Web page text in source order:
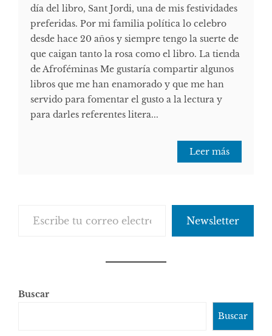
día del libro, Sant Jordi, una de mis festividades
preferidas. Por mi familia política lo celebro
desde hace 20 años y siempre tengo la suerte de
que caigan tanto la rosa como el libro. La tienda
de Afroféminas Me gustaría compartir algunos
libros que me han enamorado y que me han
servido para fomentar el gusto a la lectura y
para darles referentes litera...
Leer más
Newsletter
Buscar
Buscar